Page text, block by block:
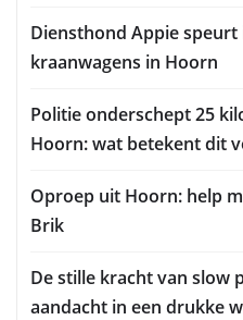
Diensthond Appie
kraanwagens in Hoorn
Politie onderschept 25
Hoorn: wat betekent dit
Oproep uit Hoorn: help
Brik
De stille kracht van slow
aandacht in een drukke